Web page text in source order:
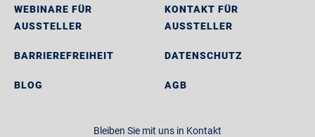
WEBINARE FÜR
AUSSTELLER
BARRIEREFREIHEIT
BLOG
KONTAKT FÜR
AUSSTELLER
DATENSCHUTZ
AGB
Bleiben Sie mit uns in Kontakt